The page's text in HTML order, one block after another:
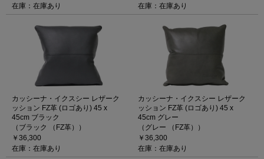
在庫：在庫あり
在庫：在庫あり
カッシーナ・イクスシー レザーク
ッション FZ革 (ロゴあり) 45 x
45cm ブラック
（ブラック （FZ革））
￥36,300
在庫：在庫あり
カッシーナ・イクスシー レザーク
ッション FZ革 (ロゴあり) 45 x
45cm グレー
（グレー （FZ革））
￥36,300
在庫：在庫あり